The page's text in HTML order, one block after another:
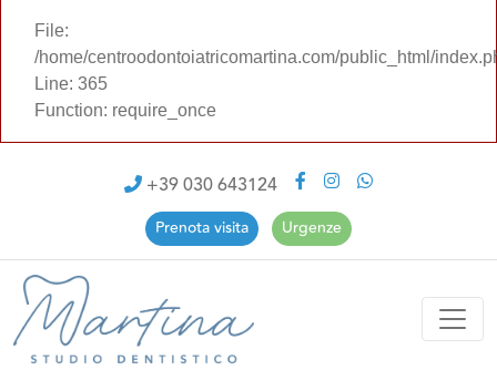
File:
/home/centroodontoiatricomartina.com/public_html/
Line: 365
Function: require_once
+39 030 643124
Prenota visita Urgenze